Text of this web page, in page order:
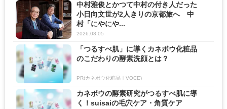
中村雅俊とかつて中村の付き人だった
小日向文世が2人きりの京都旅へ 中
村「にやにや...
2026.08.05
「つるすべ肌」に導くカネボウ化粧品
のこだわりの酵素洗顔とは？
PR(カネボウ化粧品｜VOCE)
カネボウの酵素研究がつるすべ肌に導
く！suisaiの毛穴ケア・角質ケア